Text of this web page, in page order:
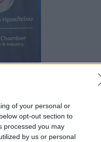
of your personal or
opt-out section to
processed you may
by us or personal